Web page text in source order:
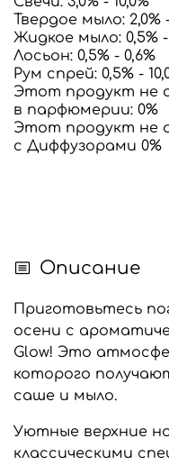
Твердое мыло: 2,0%
Жидкое мыло: 0,5%
Лосьон: 0,5% - 0,6%
Рум спрей: 0,5% -
Этот продукт не
в парфюмерии: 0%
Этот продукт не
с Диффузорами 0%
Описание
Приготовьтесь
осени с
Glow! Это
которого
саше и мыло.
Уютные верхние
классическими